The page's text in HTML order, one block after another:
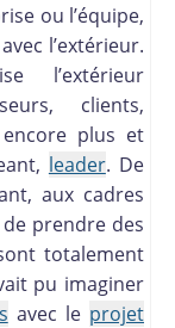
ou l’équipe,
l’extérieur.
l’extérieur
clients,
plus et
leader. De
aux cadres
prendre des
totalement
pu imaginer
avec le projet